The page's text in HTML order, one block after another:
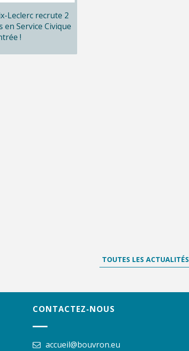
Leclerc recrute 2
Service Civique
!
TOUTES LES ACTUALITÉS
CONTACTEZ-NOUS
accueil@bouvron.eu